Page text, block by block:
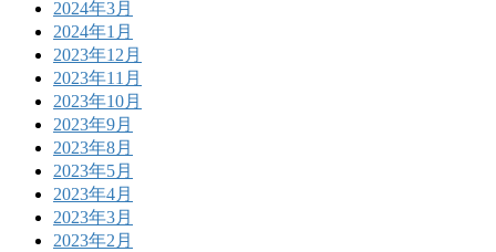
2024年3月
2024年1月
2023年12月
2023年11月
2023年10月
2023年9月
2023年8月
2023年5月
2023年4月
2023年3月
2023年2月